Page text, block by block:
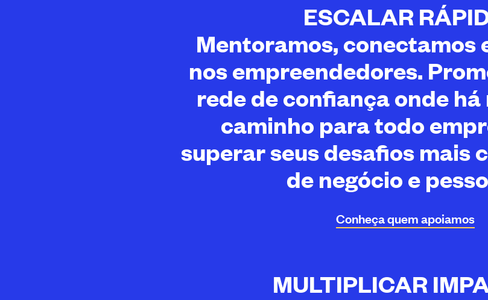
ESCALAR
Mentoramos, conectamos
nos empreendedores.
rede de confiança onde
caminho para todo
superar seus desafios mais
de negócio e
Conheça quemapoiamos
MULTIPLICAR